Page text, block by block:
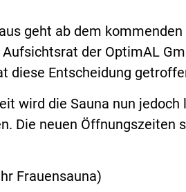
geht ab dem kommenden
der OptimAL
diese Entscheidung
wird die Sauna nun jedoch
Die neuen Öffnungszeiten
Frauensauna)